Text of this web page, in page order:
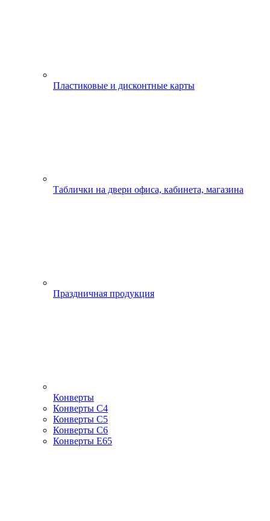
Пластиковые и дисконтные карты
Таблички на двери офиса, кабинета, магазина
Праздничная продукция
Конверты
Конверты С4
Конверты С5
Конверты С6
Конверты Е65